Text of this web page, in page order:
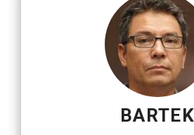
BARTEK